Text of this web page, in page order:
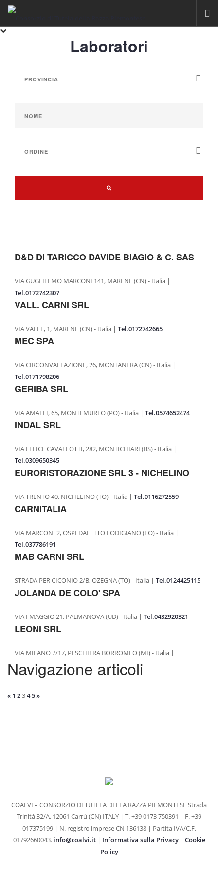
IL FASSONE DI RAZZA PIEMONTESE
ALLEVAMENTI
RIVENDITE
PUNTI VENDITA
RAGÙ CLASSICO
GIRELLO COTTO
BRESAOLA
PASTA FRESCA A MARCHIO COALVI
RASSEGNA STAMPA
Laboratori
D&D DI TARICCO DAVIDE BIAGIO & C. SAS
VIA GUGLIELMO MARCONI 141, MARENE (CN) - Italia |
Tel.0172742307
VALL. CARNI SRL
VIA VALLE, 1, MARENE (CN) - Italia | Tel.0172742665
MEC SPA
VIA CIRCONVALLAZIONE, 26, MONTANERA (CN) - Italia |
Tel.0171798206
GERIBA SRL
VIA AMALFI, 65, MONTEMURLO (PO) - Italia | Tel.0574652474
INDAL SRL
VIA FELICE CAVALLOTTI, 282, MONTICHIARI (BS) - Italia |
Tel.0309650345
EURORISTORAZIONE SRL 3 - NICHELINO
VIA TRENTO 40, NICHELINO (TO) - Italia | Tel.0116272559
CARNITALIA
VIA MARCONI 2, OSPEDALETTO LODIGIANO (LO) - Italia |
Tel.037786191
MAB CARNI SRL
STRADA PER CICONIO 2/B, OZEGNA (TO) - Italia | Tel.0124425115
JOLANDA DE COLO' SPA
VIA I MAGGIO 21, PALMANOVA (UD) - Italia | Tel.0432920321
LEONI SRL
VIA MILANO 7/17, PESCHIERA BORROMEO (MI) - Italia |
Navigazione articoli
« 1 2345»
COALVI – CONSORZIO DI TUTELA DELLA RAZZA PIEMONTESE Strada
Trinità 32/A, 12061 Carrù (CN) ITALY | T. +39 0173 750391 | F. +39
017375199 | N. registro imprese CN 136138 | Partita IVA/C.F.
01792660043. info@coalvi.it| Informativa sulla Privacy| Cookie
Policy